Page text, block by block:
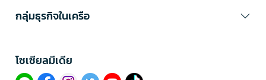
กลุ่มธุรกิจในเครือ
โซเซียลมีเดีย​